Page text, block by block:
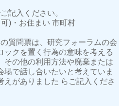
記入ください。
)・お住まい 市町村
質問票は、研究フォーラムの会
ックを置く行為の意味を考える
その他の利用方法や廃棄または
場で話し合いたいと考えていま
えがありました らご記入くださ